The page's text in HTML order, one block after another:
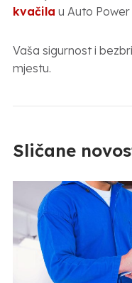
kvačila u Auto Power
Vaša sigurnost i
mjestu.
Sličane